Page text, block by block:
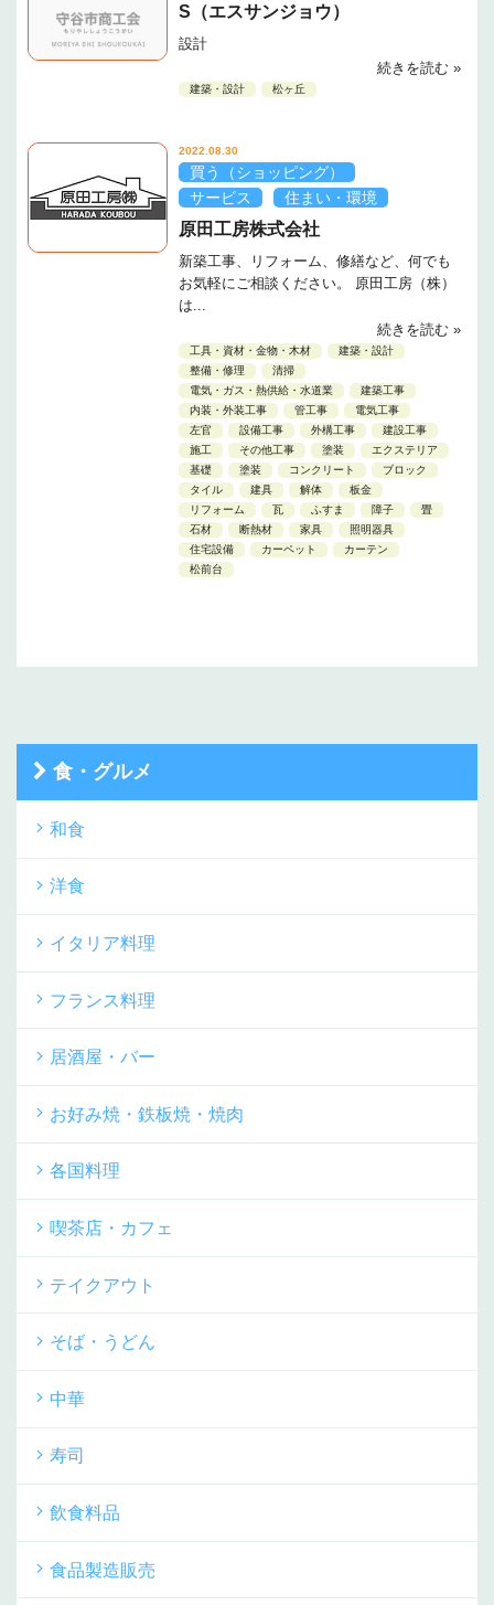
S（エスサンジョウ）
設計
続きを読む »
建築・設計 松ヶ丘
2022.08.30
買う（ショッピング）
サービス
住まい・環境
原田工房株式会社
新築工事、リフォーム、修繕など、何でも
お気軽にご相談ください。 原田工房（株）
は...
続きを読む »
工具・資材・金物・木材
建築・設計
整備・修理
清掃
電気・ガス・熱供給・水道業
建築工事
内装・外装工事
管工事
電気工事
左官
設備工事 外構工事
建設工事
施工
その他工事 塗装
エクステリア
基礎
塗装 コンクリート
ブロック
タイル
建具 解体
板金
リフォーム
瓦 ふすま 障子
畳
石材
断熱材 家具
照明器具
住宅設備
カーペット
カーテン
松前台
食・グルメ
和食
洋食
イタリア料理
フランス料理
居酒屋・バー
お好み焼・鉄板焼・焼肉
各国料理
喫茶店・カフェ
テイクアウト
そば・うどん
中華
寿司
飲食料品
食品製造販売